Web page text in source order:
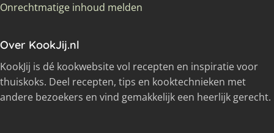
Onrechtmatige inhoud melden
Over KookJij.nl
KookJij is dé kookwebsite vol recepten en inspiratie voor
thuiskoks. Deel recepten, tips en kooktechnieken met
andere bezoekers en vind gemakkelijk een heerlijk gerecht.